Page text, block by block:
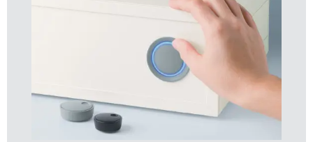
diamant, émeraude et saphir, ou lumière de fond
RGB qui permet de réaliser un éclairage
personnalisé, en accessoire
bouton avec/sans reliefs
capuchon avec/sans empreinte facilitant le réglage
système de bague de serrage pour une fixation
sécurisée sur l’axe
couple de serrage maxi. : montage = 1,5 Nm,